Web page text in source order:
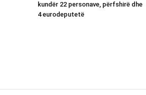
kundër 22 personave, përfshirë dhe
4 eurodeputetë